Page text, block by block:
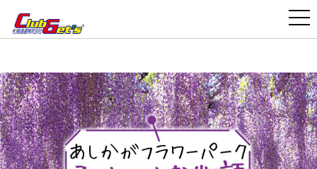
あしかがフラワーパーク